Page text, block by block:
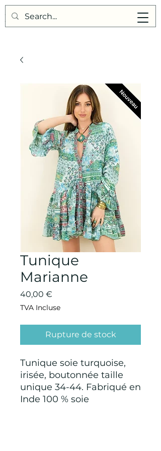
Points de Suture
Tunique
Marianne
40,00 €
TVA Incluse
Rupture de stock
Tunique soie turquoise,
irisée, boutonnée taille
unique 34-44. Fabriqué en
Inde 100 % soie